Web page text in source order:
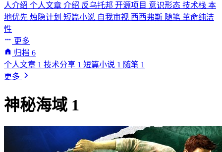
人介绍 个人文章 介绍 反乌托邦 开源项目 意识形态 技术栈 本
地优先 烛隐计划 短篇小说 自我审视 西西弗斯 随笔 革命纯洁
性
更多
归档 6
个人文章 1 技术分享 1 短篇小说 1 随笔 1
更多
神秘海域 1